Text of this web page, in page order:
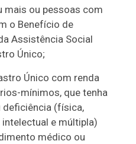
mais ou pessoas com
o Benefício de
Assistência Social
Único;
Único com renda
mínimos, que tenha
deficiência (física,
e múltipla)
médico ou